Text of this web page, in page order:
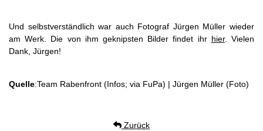
Und selbstverständlich war auch Fotograf Jürgen Müller wieder
am Werk. Die von ihm geknipsten Bilder findet ihr hier. Vielen
Dank, Jürgen!
Quelle:Team Rabenfront (Infos; via FuPa) | Jürgen Müller (Foto)
Zurück